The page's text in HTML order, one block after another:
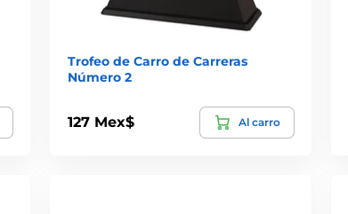
Trofeo de Carro de Carreras
Número 2
127 Mex$ Al carro